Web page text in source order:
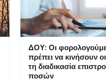
ΔΟΥ: Οι
πρέπει να κινήσουν οι
τη διαδικασία
ποσών